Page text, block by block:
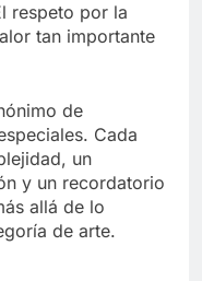
respeto por la
tan importante
de
Cada
un
y un recordatorio
allá de lo
de arte.